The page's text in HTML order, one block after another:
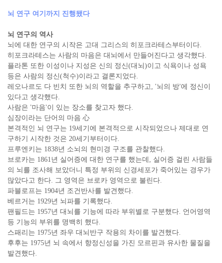
뇌 연구 여기까지 진행됐다
뇌 연구의 역사
뇌에 대한 연구의 시작은 고대 그리스의 히포크라테스부터이다.
히포크라테스는 사람의 마음은 대뇌에서 만들어진다고 생각했다.
플라톤 또한 이성이나 지성은 신의 정신(대뇌)이고 식욕이나 성욕
등은 사람의 정신(척수)이라고 결론지었다.
레오나르도 다 빈치 또한 뇌의 역할을 추구하고, '뇌의 방'에 정신이
있다고 생각했다.
사람은 '마음'이 있는 장소를 찾고자 했다.
심장이라는 단어의 마음 心
본격적인 뇌 연구는 19세기에 본격적으로 시작되었으나 제대로 연
구하기 시작한 것은 20세기부터이다.
프루엔키는 1838년 소뇌의 현미경 구조를 관찰했다.
브로카는 1861년 실어증에 대한 연구를 했는데, 실어증 걸린 사람들
의 뇌를 조사해 보았더니 특정 부위의 신경세포가 죽어있는 경우가
많았다고 한다. 그 영역은 브로카 영역으로 불린다.
파블로프는 1904년 조건반사를 발견했다.
베르거는 1929년 뇌파를 기록했다.
팬필드는 1957년 대뇌를 기능에 따라 부위별로 구분했다. 언어영역
등 기능의 부위를 명백히 했다.
스패리는 1975년 좌우 대뇌반구 작용의 차이를 발견했다.
후후는 1975년 뇌 속에서 향정신성을 가진 모르핀과 유사한 물질을
발견했다.